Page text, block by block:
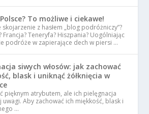
To możliwe i ciekawe!
skojarzenie z hasłem „blog podróżniczy”?
Francja? Teneryfa? Hiszpania? Uogólniając
podróże w zapierające dech w piersi …
siwych włosów: jak zachować
blask i uniknąć żółknięcia w
pięknym atrybutem, ale ich pielęgnacja
uwagi. Aby zachować ich miękkość, blask i
…